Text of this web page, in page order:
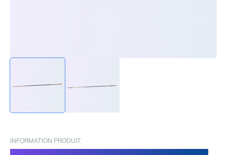
INFORMATION PRODUIT